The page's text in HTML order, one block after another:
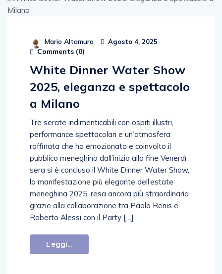
Mario Altamura Agosto 4, 2025
Comments (0)
White Dinner Water Show
2025, eleganza e spettacolo
a Milano
Tre serate indimenticabili con ospiti illustri,
performance spettacolari e un’atmosfera
raffinata che ha emozionato e coinvolto il
pubblico meneghino dall’inizio alla fine Venerdì
sera si è concluso il White Dinner Water Show,
la manifestazione più elegante dell’estate
meneghina 2025, resa ancora più straordinaria
grazie alla collaborazione tra Paolo Renis e
Roberto Alessi con il Party […]
Leggi...